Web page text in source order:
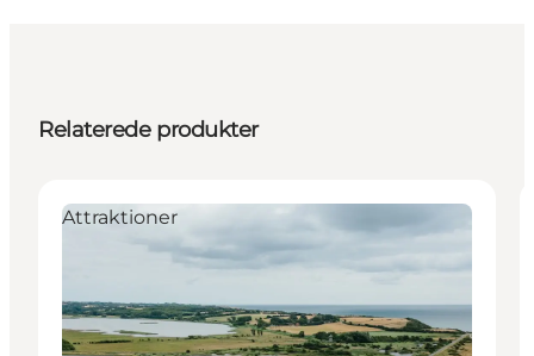
Relaterede produkter
Attraktioner